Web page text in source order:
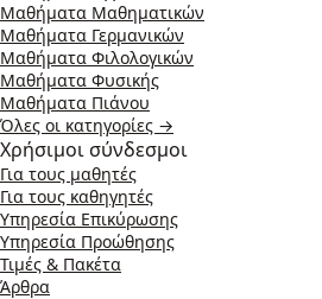
Μαθήματα Μαθηματικών
Μαθήματα Γερμανικών
Μαθήματα Φιλολογικών
Μαθήματα Φυσικής
Μαθήματα Πιάνου
Όλες οι κατηγορίες →
Χρήσιμοι σύνδεσμοι
Για τους μαθητές
Για τους καθηγητές
Υπηρεσία Επικύρωσης
Υπηρεσία Προώθησης
Τιμές & Πακέτα
Άρθρα